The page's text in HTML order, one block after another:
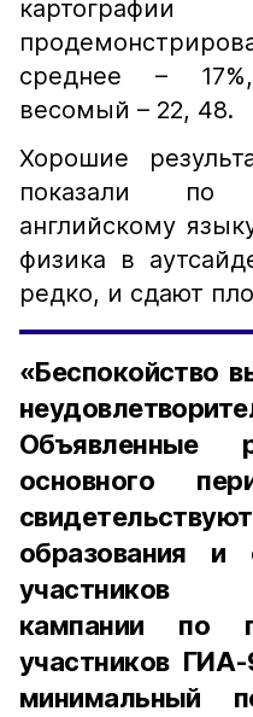
среднее –
весомый – 22, 48.
Хорошие
показали по
английскому
физика в
редко, и сдают
«Беспокойство
Объявленные
основного
образования и
участников
кампании по
участников
минимальный